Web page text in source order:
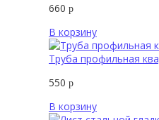
660 р
В корзину
Труба профильная
550 р
В корзину